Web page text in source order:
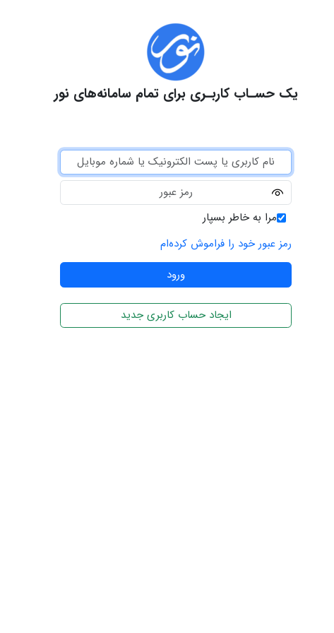
یک حسـاب کاربـری برای تمام سامانه‌های نور
مرا به خاطر بسپار
رمز عبور خود را فراموش کرده‌ام
ایجاد حساب کاربری جدید